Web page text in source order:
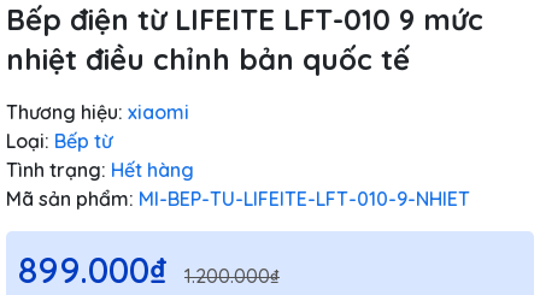
Bếp điện từ LIFEITE LFT-010 9 mức
nhiệt điều chỉnh bản quốc tế
Thương hiệu: xiaomi
Loại: Bếp từ
Tình trạng: Hết hàng
Mã sản phẩm: MI-BEP-TU-LIFEITE-LFT-010-9-NHIET
899.000₫ 1.200.000₫